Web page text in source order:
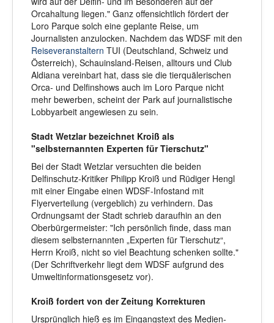
Orcahaltung liegen." Ganz offensichtlich fördert der
Loro Parque solch eine geplante Reise, um
Journalisten anzulocken. Nachdem das WDSF mit den
Reiseveranstaltern TUI (Deutschland, Schweiz und
Österreich), Schauinsland-Reisen, alltours und Club
Aldiana vereinbart hat, dass sie die tierquälerischen
Orca- und Delfinshows auch im Loro Parque nicht
mehr bewerben, scheint der Park auf journalistische
Lobbyarbeit angewiesen zu sein.
Stadt Wetzlar bezeichnet Kroiß als
"selbsternannten Experten für Tierschutz"
Bei der Stadt Wetzlar versuchten die beiden
Delfinschutz-Kritiker Philipp Kroiß und Rüdiger Hengl
mit einer Eingabe einen WDSF-Infostand mit
Flyerverteilung (vergeblich) zu verhindern. Das
Ordnungsamt der Stadt schrieb daraufhin an den
Oberbürgermeister: "Ich persönlich finde, dass man
diesem selbsternannten „Experten für Tierschutz“,
Herrn Kroiß, nicht so viel Beachtung schenken sollte."
(Der Schriftverkehr liegt dem WDSF aufgrund des
Umweltinformationsgesetz vor).
Kroiß fordert von der Zeitung Korrekturen
Ursprünglich hieß es im Eingangstext des Medien-